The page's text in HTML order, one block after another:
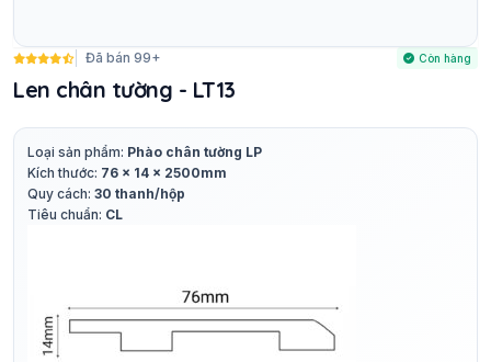
Đã bán 99+ Còn hàng
Len chân tường - LT13
Loại sản phẩm: Phào chân tường LP
Kích thước: 76 x 14 x 2500mm
Quy cách: 30 thanh/hộp
Tiêu chuẩn: CL